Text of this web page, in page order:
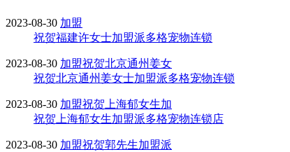
2023-08-30 加盟
祝贺福建许女士加盟派多格宠物连锁
2023-08-30 加盟祝贺北京通州姜女
祝贺北京通州姜女士加盟派多格宠物连锁
2023-08-30 加盟祝贺上海郁女生加
祝贺上海郁女生加盟派多格宠物连锁店
2023-08-30 加盟祝贺郭先生加盟派